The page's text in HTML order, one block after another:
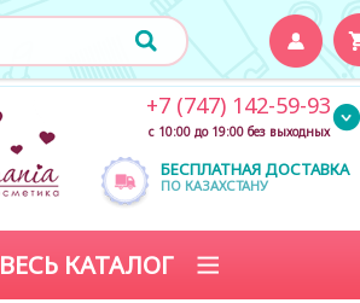
БЕСПЛАТНАЯ ДОСТАВКА
ПО КАЗАХСТАНУ
+7 (747) 142-59-93
с 10:00 до 19:00 без выходных
ВЕСЬ КАТАЛОГ